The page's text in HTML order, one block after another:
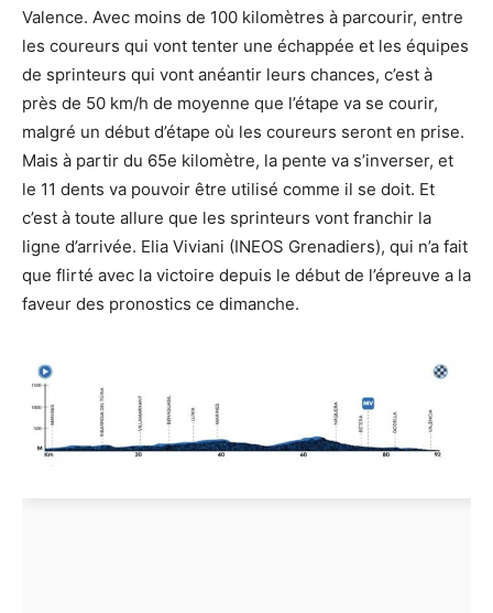
Valence. Avec moins de 100 kilomètres à parcourir, entre
les coureurs qui vont tenter une échappée et les équipes
de sprinteurs qui vont anéantir leurs chances, c’est à
près de 50 km/h de moyenne que l’étape va se courir,
malgré un début d’étape où les coureurs seront en prise.
Mais à partir du 65e kilomètre, la pente va s’inverser, et
le 11 dents va pouvoir être utilisé comme il se doit. Et
c’est à toute allure que les sprinteurs vont franchir la
ligne d’arrivée. Elia Viviani (INEOS Grenadiers), qui n’a fait
que flirté avec la victoire depuis le début de l’épreuve a la
faveur des pronostics ce dimanche.